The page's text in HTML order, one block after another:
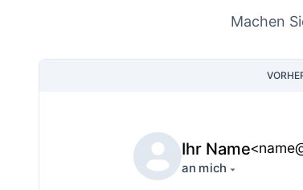
Machen
Ihr Name
an mich